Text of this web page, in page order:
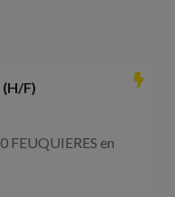
F)
FEUQUIERES en